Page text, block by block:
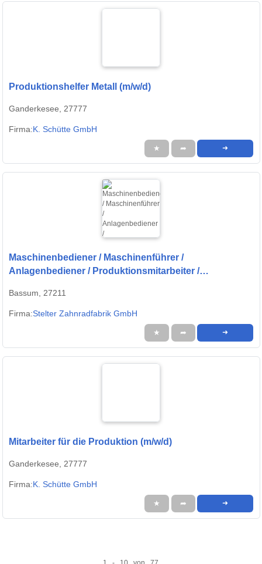
Produktionshelfer Metall (m/w/d)
Ganderkesee, 27777
Firma:K. Schütte GmbH
★ ➦ ➜
Maschinenbediener / Maschinenführer /
Anlagenbediener / Produktionsmitarbeiter /
Quereinsteiger willkommen
Bassum, 27211
Firma:Stelter Zahnradfabrik GmbH
★ ➦ ➜
Mitarbeiter für die Produktion (m/w/d)
Ganderkesee, 27777
Firma:K. Schütte GmbH
★ ➦ ➜